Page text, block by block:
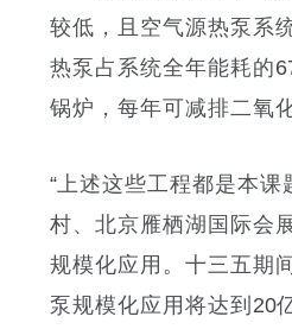
较低，且空气源热泵系
热泵占系统全年能耗的
锅炉，每年可减排二氧
“上述这些工程都是本课
村、北京雁栖湖国际会
规模化应用。十三五期
泵规模化应用将达到 20